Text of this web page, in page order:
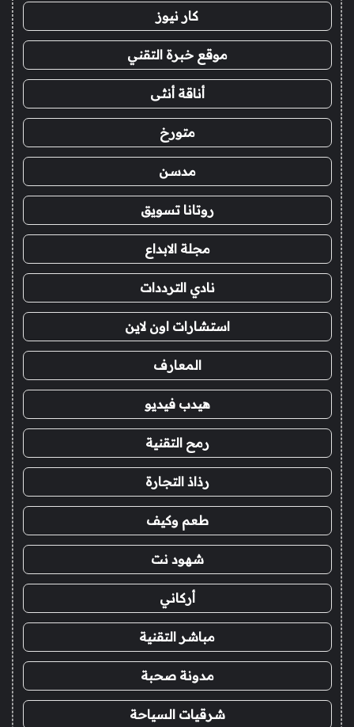
كار نيوز
موقع خبرة التقني
أناقة أنثى
متورخ
مدسن
روتانا تسويق
مجلة الابداع
نادي الترددات
استشارات اون لاين
المعارف
هيدب فيديو
رمح التقنية
رذاذ التجارة
طعم وكيف
شهود نت
أركاني
مباشر التقنية
مدونة صحبة
شرقيات السياحة